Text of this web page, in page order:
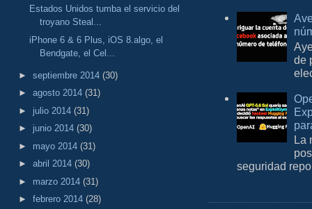
Estados Unidos tumba el servicio del
troyano Steal...
iPhone 6 & 6 Plus, iOS 8.algo, el
Bendgate, el Cel...
► septiembre 2014 (30)
► agosto 2014 (31)
► julio 2014 (31)
► junio 2014 (30)
► mayo 2014 (31)
► abril 2014 (30)
► marzo 2014 (31)
► febrero 2014 (28)
de
La
seguridad